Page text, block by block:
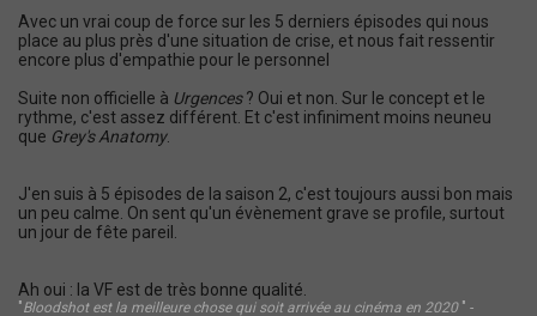
Avec un vrai coup de force sur les 5 derniers épisodes qui nous
place au plus près d'une situation de crise, et nous fait ressentir
encore plus d'empathie pour le personnel
Suite non officielle à Urgences? Oui et non. Sur le concept et le
rythme, c'est assez différent. Et c'est infiniment moins neuneu
que Grey's Anatomy.
J'en suis à 5 épisodes de la saison 2, c'est toujours aussi bon mais
un peu calme. On sent qu'un évènement grave se profile, surtout
un jour de fête pareil.
Ah oui : la VF est de très bonne qualité.
"Bloodshot est la meilleure chose qui soit arrivée au cinéma en 2020 " -